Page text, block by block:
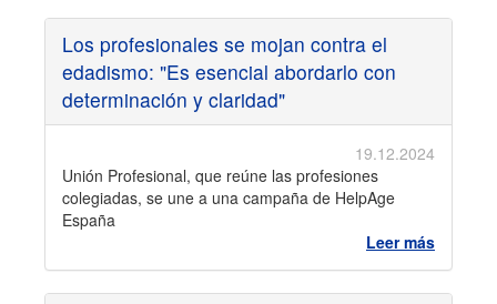
Documentos
Boletines
UPSANA
Contacto
Los profesionales se mojan contra el
edadismo: "Es esencial abordarlo con
determinación y claridad"
19.12.2024
Unión Profesional, que reúne las profesiones
colegiadas, se une a una campaña de HelpAge
España
Leer más